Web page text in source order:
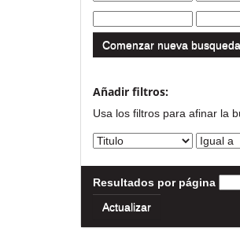
Comenzar nueva busqueda
Añadir filtros:
Usa los filtros para afinar la
Resultados por página